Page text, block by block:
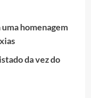
homenagem
da vez do